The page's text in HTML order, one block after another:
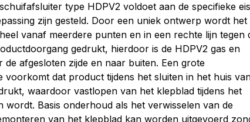
type HDPV2 voldoet aan de specifieke
zijn gesteld. Door een uniek ontwerp wordt het
vanaf meerdere punten en in een rechte lijn tegen
gedrukt, hierdoor is de HDPV2 gas en
de afgesloten zijde en naar buiten. Een grote
voorkomt dat product tijdens het sluiten in het huis
waardoor vastlopen van het klepblad tijdens het
wordt. Basis onderhoud als het verwisselen van de
van het klepblad kan worden uitgevoerd